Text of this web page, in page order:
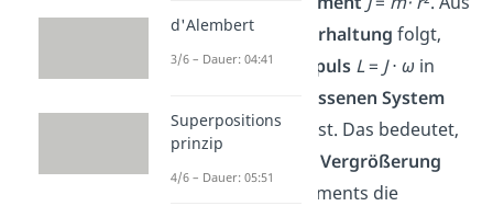
derDrehimpulserhaltung folgt,
dass derDrehimpuls L= J⋅ ω in
abgeschlossenen System
immer konstant ist. Das bedeutet,
dass sich mit der Vergrößerung
des Trägheitsmoments die
d'Alembert
3/6 – Dauer: 04:41
Superpositions
prinzip
4/6 – Dauer: 05:51